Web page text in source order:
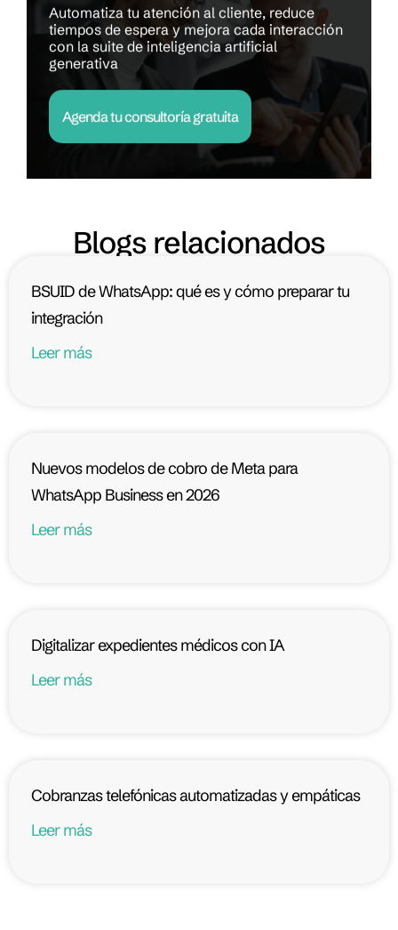
Automatiza tu atención al cliente, reduce
tiempos de espera y mejora cada interacción
con la suite de inteligencia artificial
generativa
Agenda tu consultoría gratuita
Blogs relacionados
BSUID de WhatsApp: qué es y cómo preparar tu
integración
Leer más
Nuevos modelos de cobro de Meta para
WhatsApp Business en 2026
Leer más
Digitalizar expedientes médicos con IA
Leer más
Cobranzas telefónicas automatizadas y empáticas
Leer más